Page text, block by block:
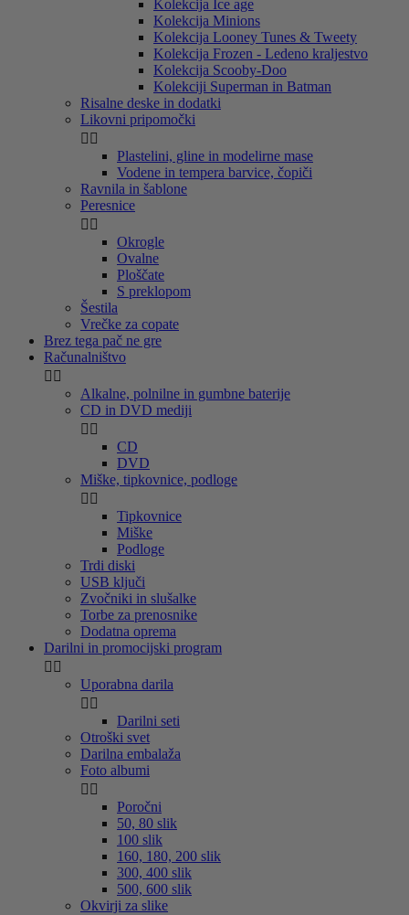
Kolekcija Ice age
Kolekcija Minions
Kolekcija Looney Tunes & Tweety
Kolekcija Frozen - Ledeno kraljestvo
Kolekcija Scooby-Doo
Kolekciji Superman in Batman
Risalne deske in dodatki
Likovni pripomočki
 
Plastelini, gline in modelirne mase
Vodene in tempera barvice, čopiči
Ravnila in šablone
Peresnice
 
Okrogle
Ovalne
Ploščate
S preklopom
Šestila
Vrečke za copate
Brez tega pač ne gre
Računalništvo
 
Alkalne, polnilne in gumbne baterije
CD in DVD mediji
 
CD
DVD
Miške, tipkovnice, podloge
 
Tipkovnice
Miške
Podloge
Trdi diski
USB ključi
Zvočniki in slušalke
Torbe za prenosnike
Dodatna oprema
Darilni in promocijski program
 
Uporabna darila
 
Darilni seti
Otroški svet
Darilna embalaža
Foto albumi
 
Poročni
50, 80 slik
100 slik
160, 180, 200 slik
300, 400 slik
500, 600 slik
Okvirji za slike